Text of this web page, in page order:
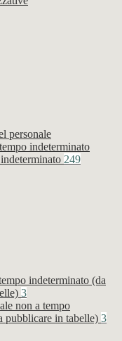
personale
indeterminato
249
indeterminato (da
3
non a tempo
pubblicare in tabelle) 3